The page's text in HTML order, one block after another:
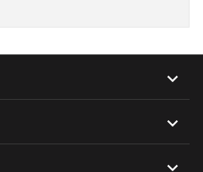

